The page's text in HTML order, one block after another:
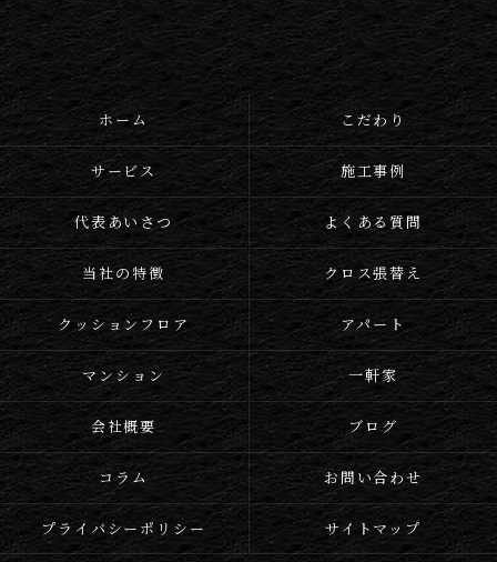
ホーム こだわり
サービス 施工事例
代表あいさつ よくある質問
当社の特徴 クロス張替え
クッションフロア アパート
マンション 一軒家
会社概要 ブログ
コラム お問い合わせ
プライバシーポリシー サイトマップ